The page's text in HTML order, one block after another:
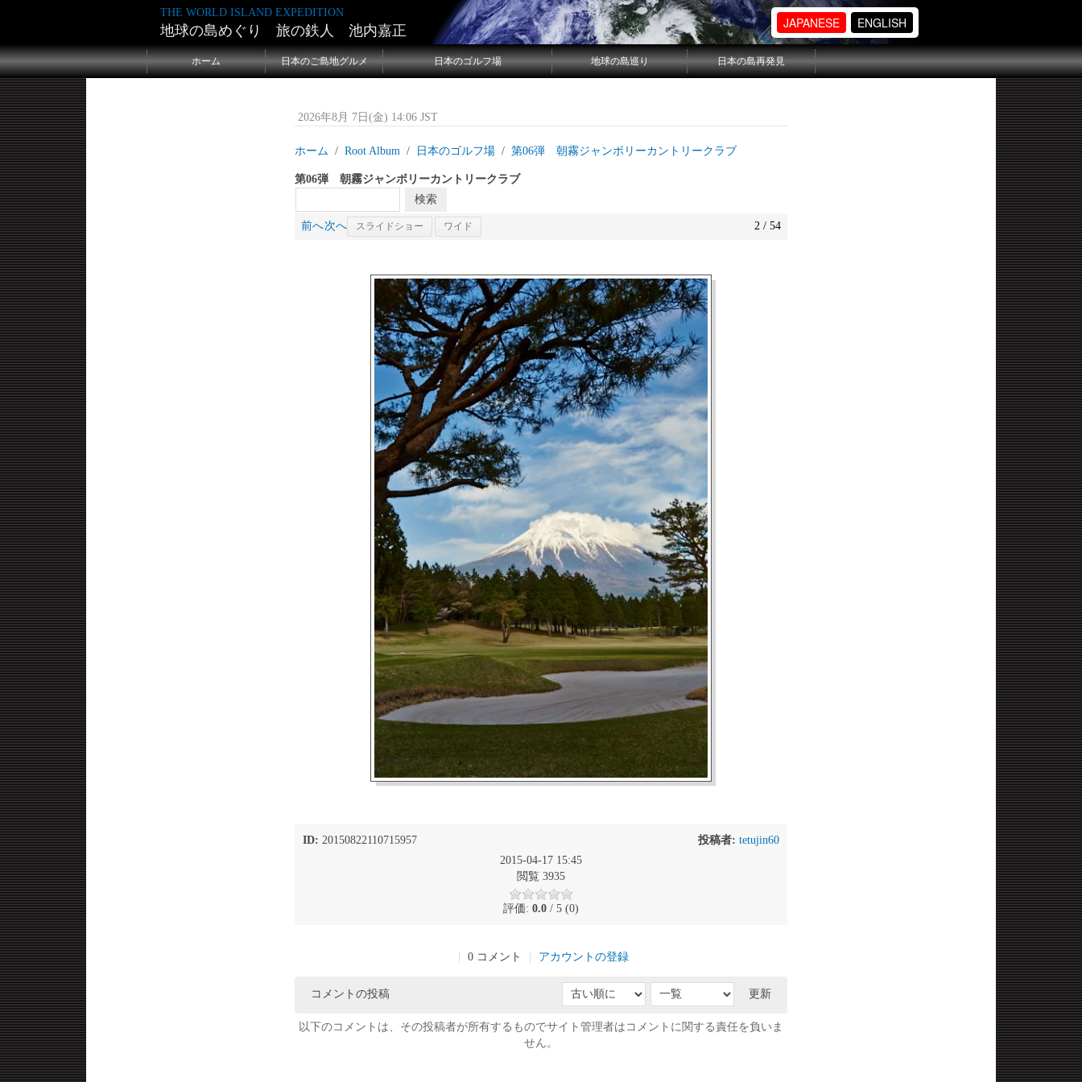
THE WORLD ISLAND EXPEDITION
地球の島めぐり 旅の鉄人 池内嘉正 JAPANESE ENGLISH
ホーム 日本のご島地グルメ 日本のゴルフ場 地球の島巡り 日本の島再発見
2026年8月 7日(金) 14:06 JST
ホーム Root Album 日本のゴルフ場 第06弾 朝霧ジャンボリーカントリークラブ
第06弾 朝霧ジャンボリーカントリークラブ
前へ次へ スライドショー ワイド 2 / 54
ID: 20150822110715957 投稿者: tetujin60
2015-04-17 15:45
閲覧 3935
評価: 0.0 / 5 (0)
0 コメント アカウントの登録
コメントの投稿 更新
以下のコメントは、その投稿者が所有するものでサイト管理者はコメントに関する責任を負いま
せん。